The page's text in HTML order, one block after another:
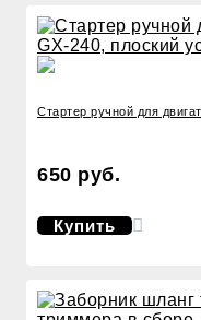
Стартер ручной для
650 руб.
Купить